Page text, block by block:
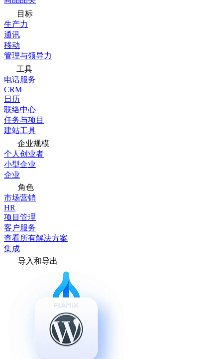
目标
生产力
通讯
移动
管理与领导力
工具
电话服务
CRM
日历
联络中心
任务与项目
建站工具
企业规模
个人创业者
小型企业
企业
角色
市场营销
HR
项目管理
客户服务
查看所有解决方案
集成
导入和导出